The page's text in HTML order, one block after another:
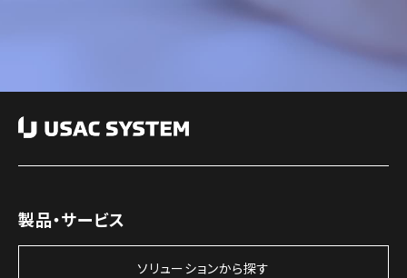
製品・サービス
ソリューションから探す